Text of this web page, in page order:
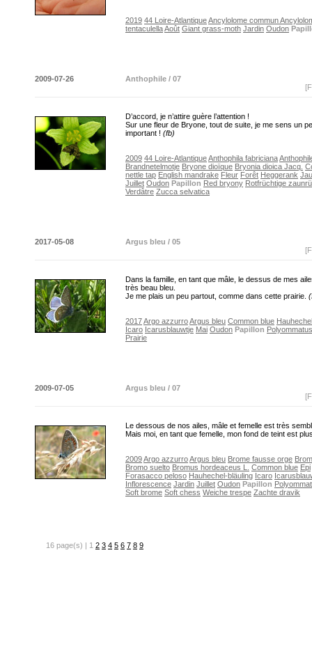
2019 44 Loire-AtlantiqueAncylolome commun
tentaculellaAoût Giant grass-moth Jardin Oudon
2009-07-26
Anthophile / 07
D’accord, je n’attire guère l’attention !
Sur une fleur de Bryone, tout de suite, je me sens un
important ! (fb)
2009 44 Loire-AtlantiqueAnthophila fabriciana
Brandnetelmotje Bryone dioïque Bryonia dioica Jacq.
nettle tap English mandrake Fleur Forêt Heggerank
Juillet Oudon Papillon Red bryony Rotfrüchtige
Verdâtre Zucca selvatica
2017-05-08
Argus bleu / 05
Dans la famille, en tant que mâle, le dessus de mes
très beau bleu.
Je me plais un peu partout, comme dans cette prairie.
2017Argo azzurroArgus bleu Common blue
Icaro Icarusblauwtje Mai Oudon Papillon
Prairie
2009-07-05
Argus bleu / 07
Le dessous de nos ailes, mâle et femelle est très
Mais moi, en tant que femelle, mon fond de teint est
2009Argo azzurroArgus bleu Brome fausse orge
Bromo suelto Bromus hordeaceus L. Common blue Epi
Forasacco peloso Hauhechel-bläuling Icaro
Inflorescence Jardin Juillet Oudon Papillon
Soft brome Soft chess Weiche trespe Zachte dravik
16 page(s) | 1 2 3 4 5 6 7 8 9